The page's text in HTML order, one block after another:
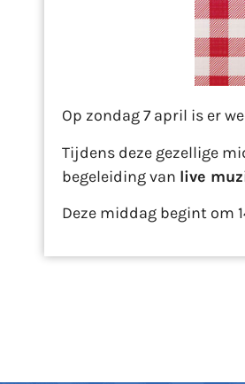
Op zondag 7 april is er
Tijdens deze gezellige
begeleiding van live
Deze middag begint om